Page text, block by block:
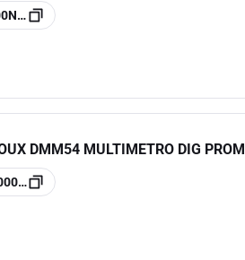
DMM54 MULTIMETRO DIG PROM
806